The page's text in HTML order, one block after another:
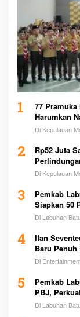
1
77
Harumkan
Di Kepulauan
2
Rp52 Juta
Di Kepulauan
3
Pemkab
Siapkan 50
Di Labuhan
4
Ifan
Baru
Di
5
Pemkab
PBJ,
Pemerintah
Di Labuhan